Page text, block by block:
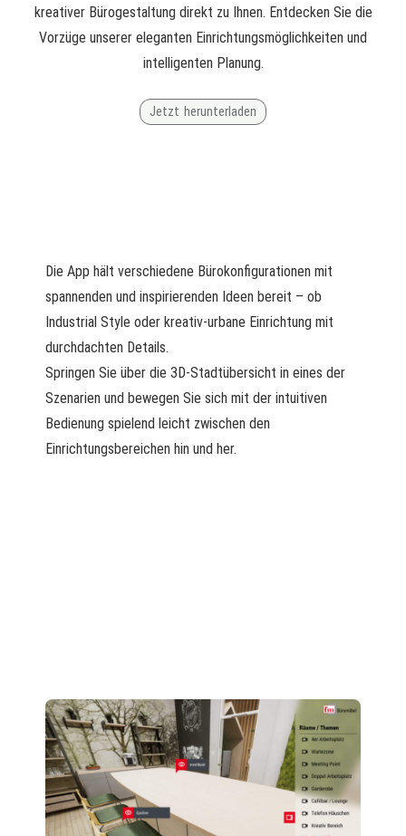
kreativer Bürogestaltung direkt zu Ihnen. Entdecken Sie die
Vorzüge unserer eleganten Einrichtungsmöglichkeiten und
intelligenten Planung.
Jetzt herunterladen
Die App hält verschiedene Bürokonfigurationen mit
spannenden und inspirierenden Ideen bereit – ob
Industrial Style oder kreativ-urbane Einrichtung mit
durchdachten Details.
Springen Sie über die 3D-Stadtübersicht in eines der
Szenarien und bewegen Sie sich mit der intuitiven
Bedienung spielend leicht zwischen den
Einrichtungsbereichen hin und her.